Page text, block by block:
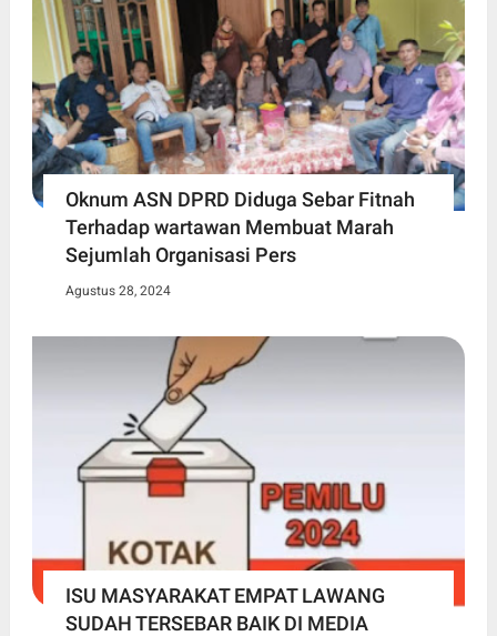
Oknum ASN DPRD Diduga Sebar Fitnah
Terhadap wartawan Membuat Marah
Sejumlah Organisasi Pers
Agustus 28, 2024
ISU MASYARAKAT EMPAT LAWANG
SUDAH TERSEBAR BAIK DI MEDIA